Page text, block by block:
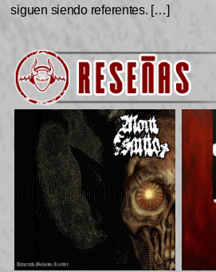
siguen siendo referentes. […]